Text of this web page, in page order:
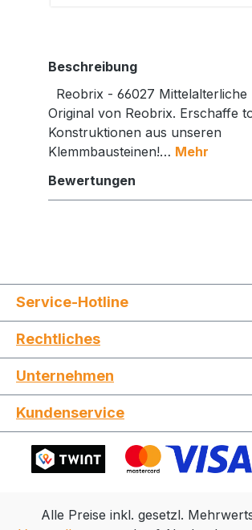
Kopieren
Beschreibung
Reobrix - 66027 Mittelalterliche
Original von Reobrix. Erschaffe
Konstruktionen aus unseren
Klemmbausteinen!… Mehr
Bewertungen
Service-Hotline
Rechtliches
Unternehmen
Kundenservice
Alle Preise inkl. gesetzl.